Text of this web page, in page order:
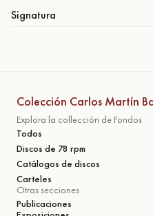
Signatura
Colección Carlos Martín
Explora la collección de Fondos
Todos
Discos de 78 rpm
Catálogos de discos
Carteles
Otras secciones
Publicaciones